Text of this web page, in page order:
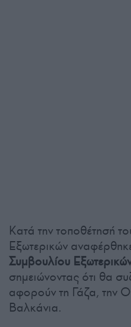
Κατά την τοποθέτησή
Εξωτερικών
Συμβουλίου
σημειώνοντας ότι θα
αφορούν τη Γάζα, την
Βαλκάνια.